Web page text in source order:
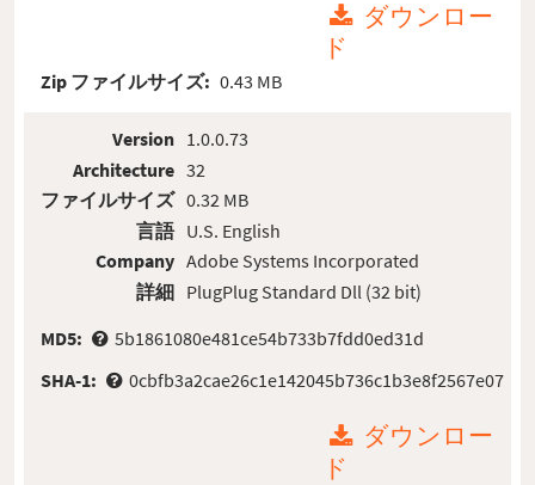
ダウンロー
ド
Zip ファイルサイズ: 0.43 MB
Version
Architecture
ファイルサイズ
言語
Company
詳細
1.0.0.73
32
0.32 MB
U.S. English
Adobe Systems Incorporated
PlugPlug Standard Dll (32 bit)
MD5:
5b1861080e481ce54b733b7fdd0ed31d
SHA-1:
0cbfb3a2cae26c1e142045b736c1b3e8f2567e07
ダウンロー
ド